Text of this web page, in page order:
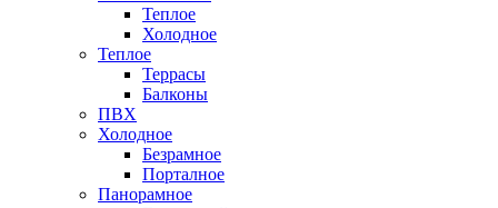
Теплое
Холодное
Теплое
Террасы
Балконы
ПВХ
Холодное
Безрамное
Порталное
Панорамное